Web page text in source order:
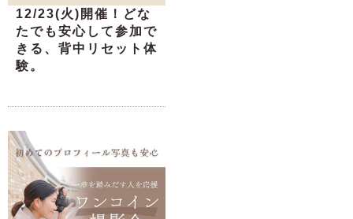
12/23(火)開催！どな
たでも安心して参加で
きる、背中リセット体
験。